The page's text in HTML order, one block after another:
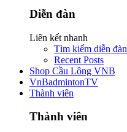
Diễn đàn
Liên kết nhanh
Tìm kiếm diễn đàn
Recent Posts
Shop Cầu Lông VNB
VnBadmintonTV
Thành viên
Thành viên